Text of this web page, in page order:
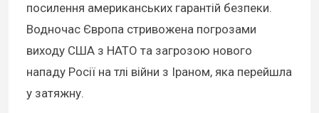
посилення американських гарантій безпеки.
Водночас Європа стривожена погрозами
виходу США з НАТО та загрозою нового
нападу Росії на тлі війни з Іраном, яка перейшла
у затяжну.